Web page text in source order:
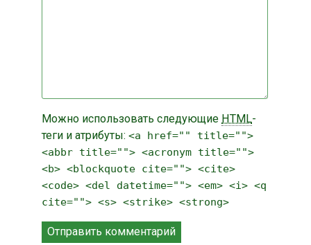
Можно использовать следующие HTML-
теги и атрибуты: <a href="" title="">
<abbr title=""> <acronym title="">
<b> <blockquote cite=""> <cite>
<code> <del datetime=""> <em> <i> <q
cite=""> <s> <strike> <strong>